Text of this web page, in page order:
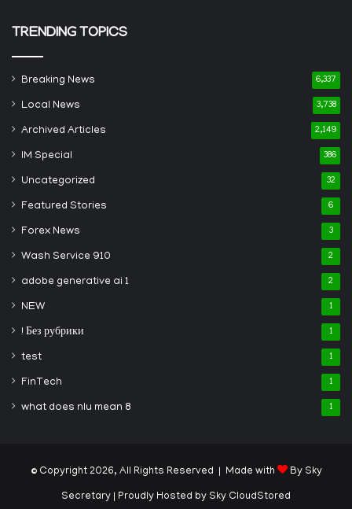
TRENDING TOPICS
Breaking News 6,337
Local News 3,738
Archived Articles 2,149
IM Special 386
Uncategorized 32
Featured Stories 6
Forex News 3
Wash Service 910 2
adobe generative ai 1 2
NEW 1
! Без рубрики 1
test 1
FinTech 1
what does nlu mean 8 1
© Copyright 2026, All Rights Reserved | Made with By Sky
Secretary | Proudly Hosted by Sky CloudStored